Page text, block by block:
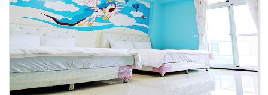
Line
線
上
客
服